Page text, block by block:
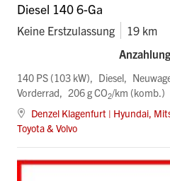
Diesel 140 6-Ga
Keine Erstzulassung 19 km
140 PS (103 kW) Diesel
Vorderrad
206 g CO2/km (komb.)
Denzel Klagenfurt | Hyundai,
Toyota & Volvo